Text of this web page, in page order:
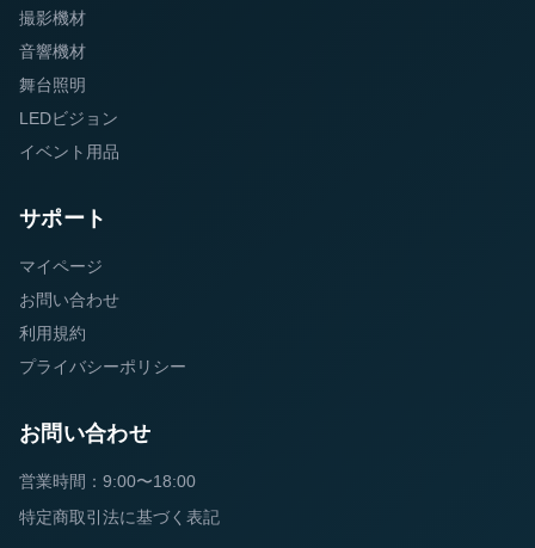
撮影機材
音響機材
舞台照明
LEDビジョン
イベント用品
サポート
マイページ
お問い合わせ
利用規約
プライバシーポリシー
お問い合わせ
営業時間：9:00〜18:00
特定商取引法に基づく表記